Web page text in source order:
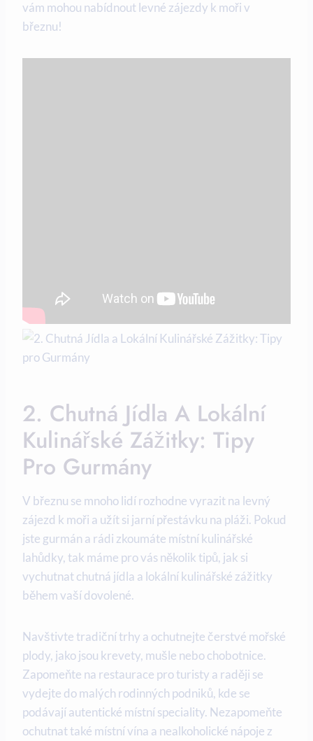
vám ‌mohou ⁤nabídnout ⁣levné zájezdy k ‍moři v
březnu!
2. Chutná⁢ Jídla ​a⁣ Lokální
Kulinářské‍ Zážitky: Tipy
Pro Gurmány
V březnu se⁢ mnoho lidí ⁣rozhodne vyrazit na levný
zájezd k ‍moři a užít si jarní přestávku na pláži.‌ Pokud
jste gurmán a ‍rádi zkoumáte⁣ místní kulinářské
lahůdky, tak máme pro vás několik tipů,‌ jak si
vychutnat chutná⁢ jídla a⁣ lokální kulinářské‍ zážitky⁤
během vaší dovolené.
Navštivte tradiční‌ trhy a ochutnejte čerstvé mořské‌
plody, ​jako jsou ⁤krevety, mušle ⁤nebo chobotnice.
Zapomeňte ⁤na restaurace pro turisty ‌a raději ⁣se
vydejte do ‌malých rodinných podniků, kde ‍se
podávají ⁢autentické ​místní ‌speciality. ​Nezapomeňte
ochutnat také místní vína a ⁣nealkoholické‌ nápoje z